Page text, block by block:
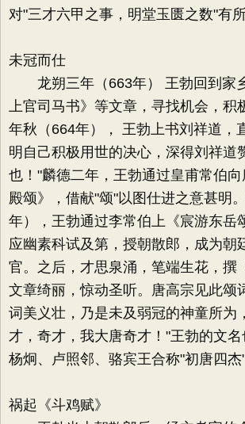
对"三才六甲之事，明堂玉匮之数"有所
未冠而仕
龙朔三年（663年） 王勃回到家
上官司马书》等文章，寻找机会，积
年秋（664年）， 王勃上书刘祥道，
明自己积极用世的决心，深得刘祥道
也！"麟德二年，王勃通过皇甫常伯
殿颂》，借献"颂"以图仕进之意甚明
年），王勃通过李常伯上《宸游东岳
应幽素科试及第，授朝散郎，成为朝
官。之后，才思泉涌，笔端生花，撰
文章绮丽，惊动圣听。唐高宗见此颂
词美义壮，乃是未及弱冠的神童所为
才，奇才，我大唐奇才！"王勃的文
杨炯、卢照邻、骆宾王合称"初唐四杰
祸起《斗鸡赋》